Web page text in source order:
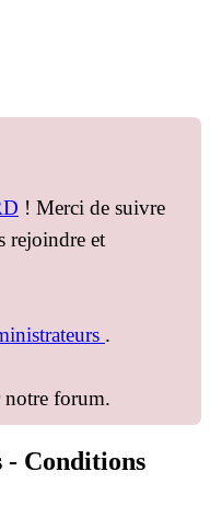
! Merci de suivre
rejoindre et
.
notre forum.
- Conditions